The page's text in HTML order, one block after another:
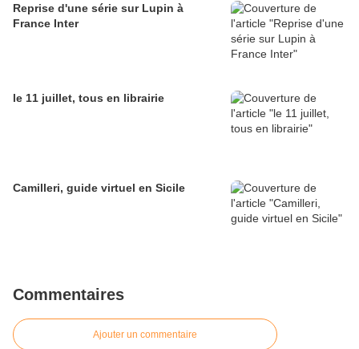
Reprise d'une série sur Lupin à
France Inter
le 11 juillet, tous en librairie
Camilleri, guide virtuel en Sicile
Commentaires
Ajouter un commentaire